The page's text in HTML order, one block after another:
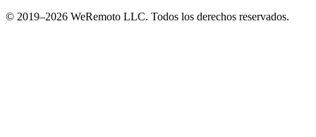
© 2019–2026 WeRemoto LLC. Todos los derechos reservados.